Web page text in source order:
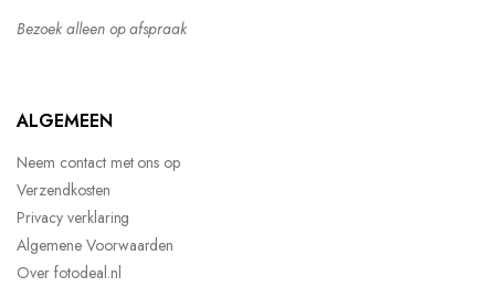
Bezoek alleen op afspraak
ALGEMEEN
Neem contact met ons op
Verzendkosten
Privacy verklaring
Algemene Voorwaarden
Over fotodeal.nl